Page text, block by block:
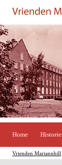
Home Historie
Vrienden Mariannhill